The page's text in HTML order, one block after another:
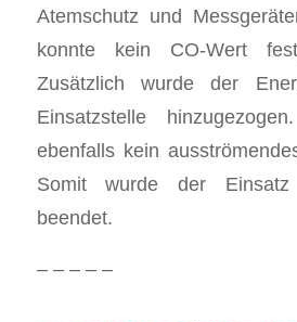
Atemschutz und
konnte kein CO-Wert
Zusätzlich wurde der
Einsatzstelle
ebenfalls kein
Somit wurde der
beendet.
– – – – –